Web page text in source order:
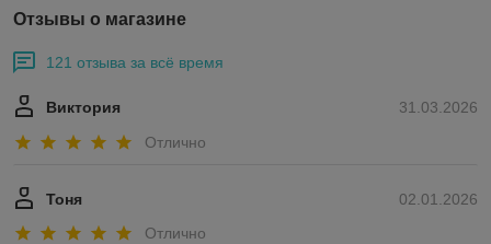
Отзывы о магазине
121 отзыва за всё время
31.03.2026
Виктория
Отлично
02.01.2026
Тоня
Отлично